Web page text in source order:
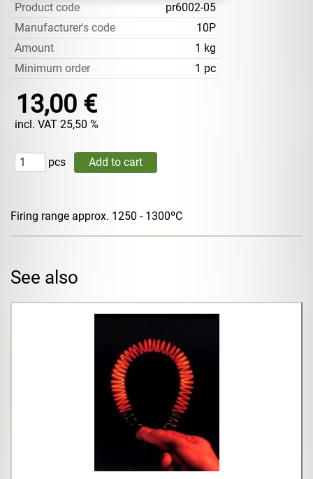
Product code
pr6002-05
Manufacturer's code
10P
Amount
1 kg
Minimum order
1 pc
13,00 €
incl. VAT 25,50 %
pcs
Firing range approx. 1250 - 1300ºC
See also